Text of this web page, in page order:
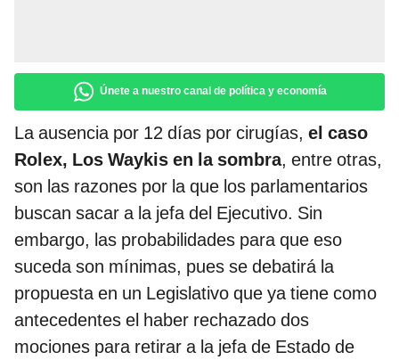
Únete a nuestro canal de política y economía
La ausencia por 12 días por cirugías, el caso
Rolex, Los Waykis en la sombra, entre otras,
son las razones por la que los parlamentarios
buscan sacar a la jefa del Ejecutivo. Sin
embargo, las probabilidades para que eso
suceda son mínimas, pues se debatirá la
propuesta en un Legislativo que ya tiene como
antecedentes el haber rechazado dos
mociones para retirar a la jefa de Estado de